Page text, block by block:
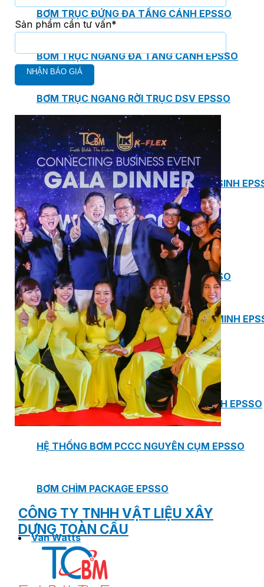
BƠM TRỤC ĐỨNG ĐA TẦNG CÁNH EPSSO
BƠM TRỤC NGANG ĐA TẦNG CÁNH EPSSO
BƠM TRỤC NGANG RỜI TRỤC DSV EPSSO
BƠM CHÌM THOÁT NƯỚC EPSSO
HỆ THỐNG BƠM NÂNG NƯỚC THẢI VỆ SINH
HỆ THỐNG CẤP NƯỚC UỐNG EPSSO
HỆ THỐNG TÁCH DẦU NƯỚC THẢI EPSSO
HỆ THỐNG XỬ LÝ NƯỚC THẢI THÔNG MINH
PHÒNG BƠM (PUMP ROOM) EPSSO
TRẠM BƠM TÍCH HỢP SẴN THÔNG MINH EPSSO
HỆ THỐNG BƠM PCCC NGUYÊN CỤM EPSSO
BƠM CHÌM PACKAGE EPSSO
Van Watts
Sản phẩm cần tư vấn*
CÔNG TY TNHH VẬT LIỆU XÂY
DỰNG TOÀN CẦU